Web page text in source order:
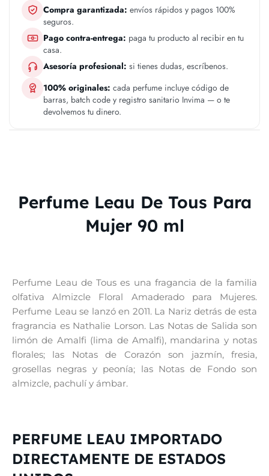
Compra garantizada: envíos rápidos y pagos 100%
seguros.
Pago contra-entrega: paga tu producto al recibir en tu
casa.
Asesoría profesional: si tienes dudas, escríbenos.
100% originales: cada perfume incluye código de
barras, batch code y registro sanitario Invima — o te
devolvemos tu dinero.
Perfume Leau De Tous Para
Mujer 90 ml
Perfume Leau de Tous es una fragancia de la familia
olfativa Almizcle Floral Amaderado para Mujeres.
Perfume Leau se lanzó en 2011. La Nariz detrás de esta
fragrancia es Nathalie Lorson. Las Notas de Salida son
limón de Amalfi (lima de Amalfi), mandarina y notas
florales; las Notas de Corazón son jazmín, fresia,
grosellas negras y peonía; las Notas de Fondo son
almizcle, pachulí y ámbar.
PERFUME LEAU IMPORTADO
DIRECTAMENTE DE ESTADOS